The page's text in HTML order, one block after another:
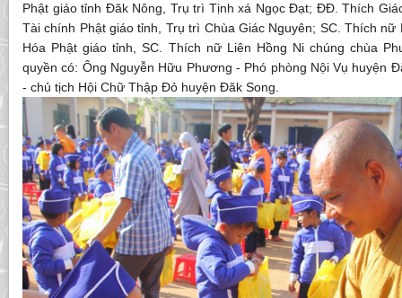
Phật giáo tỉnh Đăk Nông, Trụ trì Tịnh xá Ngọc Đạt; ĐĐ. Thích
Tài chính Phật giáo tỉnh, Trụ trì Chùa Giác Nguyên; SC. Thích
Hóa Phật giáo tỉnh, SC. Thích nữ Liên Hồng Ni chúng chùa
quyền có: Ông Nguyễn Hữu Phương - Phó phòng Nội Vụ huyện
- chủ tịch Hội Chữ Thập Đỏ huyện Đăk Song.